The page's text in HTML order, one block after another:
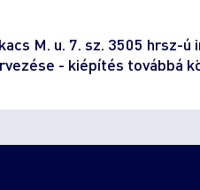
M. u. 7. sz. 3505
- kiépítés továbbá